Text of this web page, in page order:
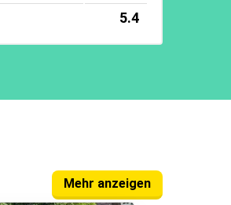
5.4
Mehr anzeigen